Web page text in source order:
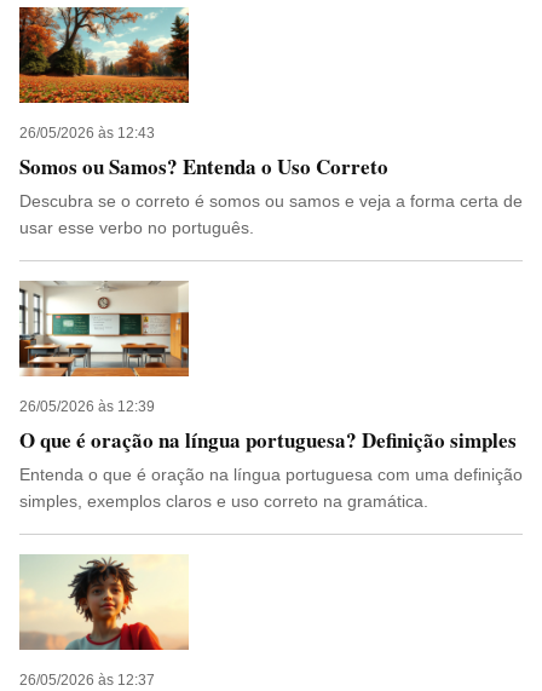
26/05/2026 às 12:43
Somos ou Samos? Entenda o Uso Correto
Descubra se o correto é somos ou samos e veja a forma certa de
usar esse verbo no português.
26/05/2026 às 12:39
O que é oração na língua portuguesa? Definição simples
Entenda o que é oração na língua portuguesa com uma definição
simples, exemplos claros e uso correto na gramática.
26/05/2026 às 12:37